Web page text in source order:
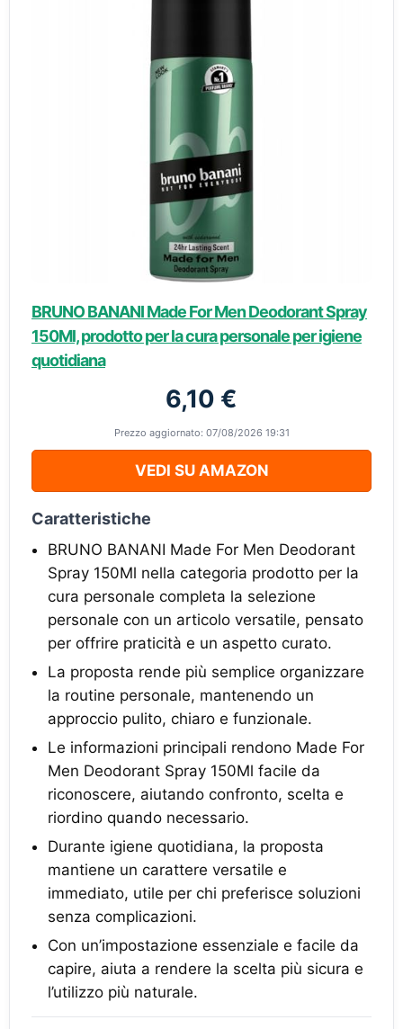
BRUNO BANANI Made For Men Deodorant Spray
150Ml, prodotto per la cura personale per igiene
quotidiana
6,10 €
Prezzo aggiornato: 07/08/2026 19:31
VEDI SU AMAZON
Caratteristiche
BRUNO BANANI Made For Men Deodorant
Spray 150Ml nella categoria prodotto per la
cura personale completa la selezione
personale con un articolo versatile, pensato
per offrire praticità e un aspetto curato.
La proposta rende più semplice organizzare
la routine personale, mantenendo un
approccio pulito, chiaro e funzionale.
Le informazioni principali rendono Made For
Men Deodorant Spray 150Ml facile da
riconoscere, aiutando confronto, scelta e
riordino quando necessario.
Durante igiene quotidiana, la proposta
mantiene un carattere versatile e
immediato, utile per chi preferisce soluzioni
senza complicazioni.
Con un’impostazione essenziale e facile da
capire, aiuta a rendere la scelta più sicura e
l’utilizzo più naturale.